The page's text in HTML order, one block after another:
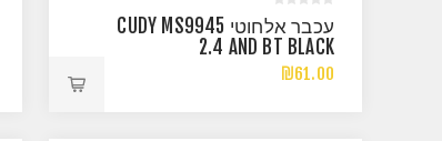
עכבר אלחוטי CUDY MS9945
2.4 AND BT BLACK
₪61.00